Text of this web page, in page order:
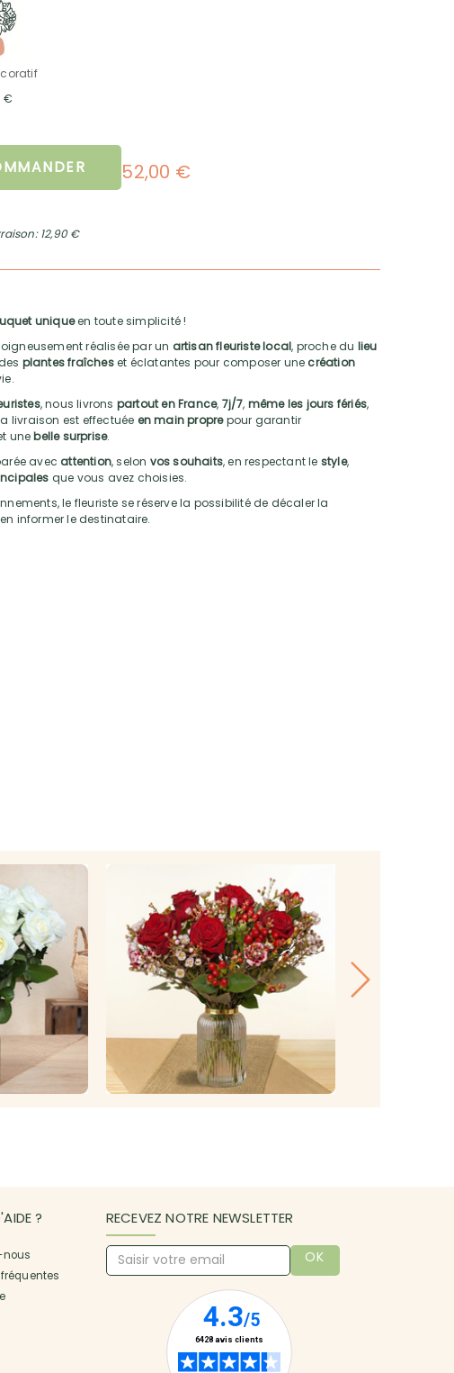
€
52,00 €
12,90 €
uniqueen toute simplicité !
réalisée par un artisan fleuriste local, proche du lieu
plantes fraîcheset éclatantes pour composer une création
, nous livrons partout en France, 7j/7, même les jours fériés,
livraison est effectuée en main proprepour garantir
unebelle surprise.
avec attention, selon vos souhaits, en respectant le style,
que vous avez choisies.
le fleuriste se réserve la possibilité de décaler la
informer le destinataire.
?
nous
RECEVEZ NOTRE NEWSLETTER
OK